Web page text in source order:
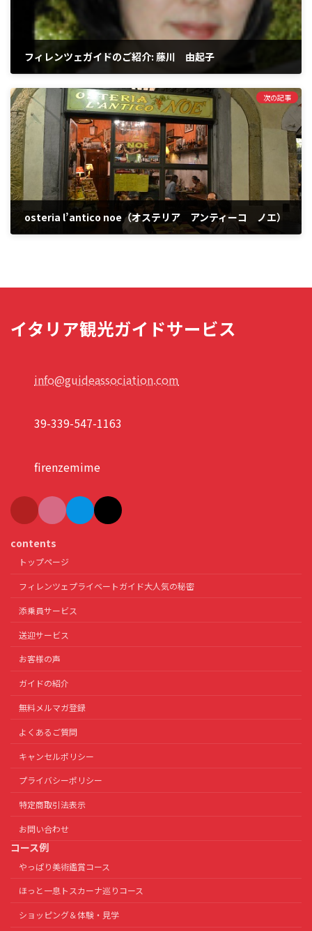
フィレンツェガイドのご紹介: 藤川 由起子
次の記事
osteria l’antico noe（オステリア アンティーコ ノエ）
イタリア観光ガイドサービス
info@guideassociation.com
39-339-547-1163
firenzemime
contents
トップページ
フィレンツェプライベートガイド大人気の秘密
添乗員サービス
送迎サービス
お客様の声
ガイドの紹介
無料メルマガ登録
よくあるご質問
キャンセルポリシー
プライバシーポリシー
特定商取引法表示
お問い合わせ
コース例
やっぱり美術鑑賞コース
ほっと一息トスカーナ巡りコース
ショッピング＆体験・見学